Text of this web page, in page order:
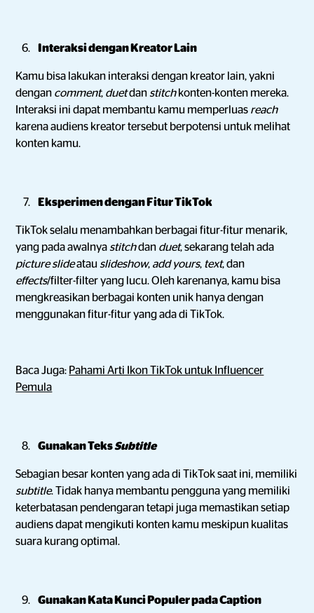
Interaksi dengan Kreator Lain
Kamu bisa lakukan interaksi dengan kreator lain, yakni
dengan comment, duetdan stitch konten-konten mereka.
Interaksi ini dapat membantu kamu memperluas reach
karena audiens kreator tersebut berpotensi untuk melihat
konten kamu.
Eksperimen dengan Fitur TikTok
TikTok selalu menambahkan berbagai fitur-fitur menarik,
yang pada awalnya stitchdan duet, sekarang telah ada
picture slideatau slideshow, add yours, text, dan
effects/filter-filter yang lucu. Oleh karenanya, kamu bisa
mengkreasikan berbagai konten unik hanya dengan
menggunakan fitur-fitur yang ada di TikTok.
Baca Juga: Pahami Arti Ikon TikTok untuk Influencer
Pemula
Gunakan TeksSubtitle
Sebagian besar konten yang ada di TikTok saat ini, memiliki
subtitle. Tidak hanya membantu pengguna yang memiliki
keterbatasan pendengaran tetapi juga memastikan setiap
audiens dapat mengikuti konten kamu meskipun kualitas
suara kurang optimal.
Gunakan Kata Kunci Populer pada Caption